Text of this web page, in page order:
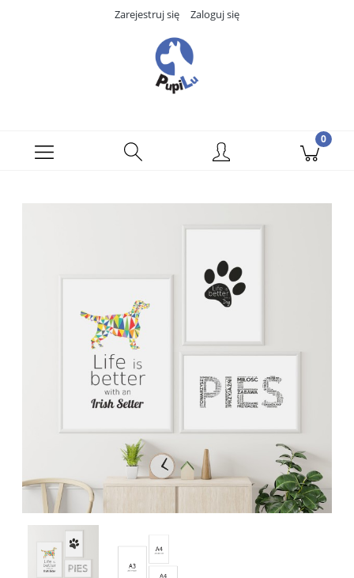
Zarejestruj się Zaloguj się